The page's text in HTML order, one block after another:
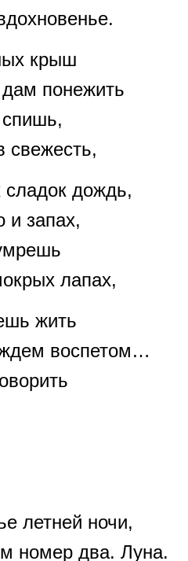
крыш
понежить
свежесть,
сладок дождь,
и запах,
лапах,
жить
воспетом…
летней ночи,
номер два. Луна.